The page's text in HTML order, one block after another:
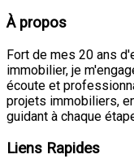
À propos
Fort de mes 20 ans
immobilier, je
écoute et
projets immobiliers,
guidant à chaque
Liens Rapides